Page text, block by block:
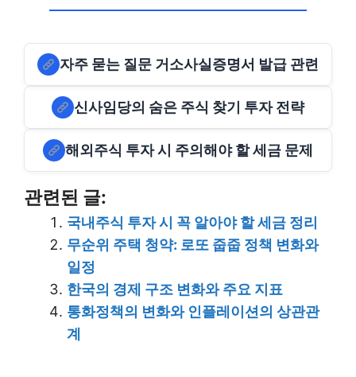
자주 묻는 질문 거소사실증명서 발급 관련
신사임당의 숨은 주식 찾기 투자 전략
해외주식 투자 시 주의해야 할 세금 문제
관련된 글:
국내주식 투자 시 꼭 알아야 할 세금 정리
무순위 주택 청약: 로또 줍줍 정책 변화와
일정
한국의 경제 구조 변화와 주요 지표
통화정책의 변화와 인플레이션의 상관관
계